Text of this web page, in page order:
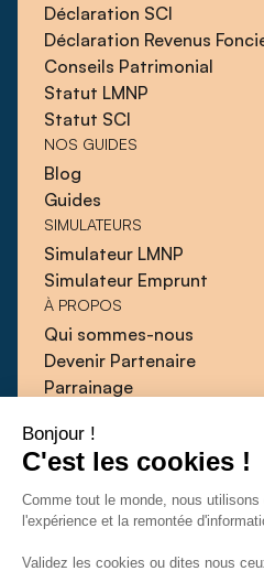
Bonjour !
C'est les cookies !
Comme tout le monde, nous
l'expérience et la remontée
Validez les cookies ou dites nous
Déclaration SCI
Déclaration Revenus
Conseils Patrimonial
Statut LMNP
Statut SCI
NOS GUIDES
Blog
Guides
SIMULATEURS
Simulateur LMNP
Simulateur Emprunt
À PROPOS
Qui sommes-nous
Devenir Partenaire
Parrainage
Guides
Presse
Contact